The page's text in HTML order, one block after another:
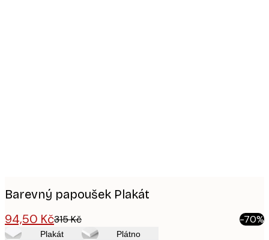
Barevný papoušek Plakát
94,50 Kč315 Kč -70%
Plakát Plátno